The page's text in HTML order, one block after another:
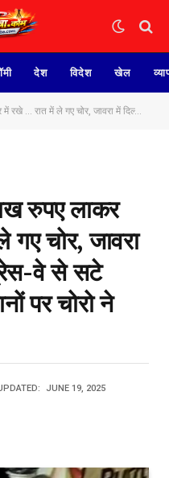
देश विदेश खेल
मुंबई एक्सप्रेस-वे से सटे ग्राम भूतेड़ा में दो स्थानों पर चोरो ने हाथ आजमाए
रुपए लाकर
चोर, जावरा
वे से सटे
पर चोरो ने
JUNE 19, 2025